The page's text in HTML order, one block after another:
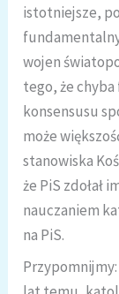
istotniejsze,
wojen
tego, że
konsensusu
może
stanowiska
że PiS zdołał
nauczaniem
na PiS.